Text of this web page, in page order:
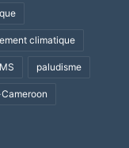
climatique
paludisme